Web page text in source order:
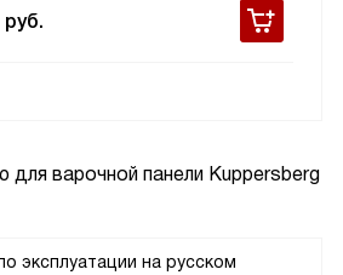
для варочной панели Kuppersberg
эксплуатации на русском
руб.